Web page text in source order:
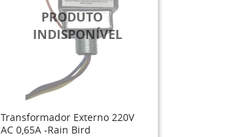
Transformador Externo 220V
AC 0,65A -Rain Bird